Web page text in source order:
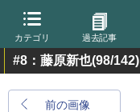
カテゴリ 過去記事
#8：藤原新也(98/142)
前の画像